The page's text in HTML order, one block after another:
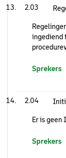
2.03
ingediend
Sprekers
2.04
Er is
Sprekers